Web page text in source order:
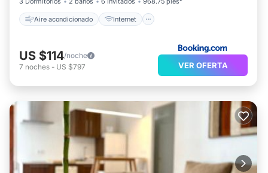
Aire acondicionado Internet
US $114/noche
7 noches - US $797 VER OFERTA